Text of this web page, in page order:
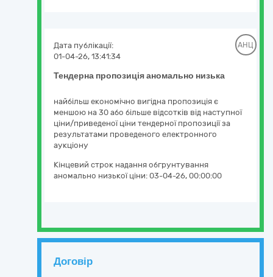
Тендерна пропозиція аномально низька
Дата публікації:
01-04-26, 13:41:34
АНЦ
найбільш економічно вигідна пропозиція є
меншою на 30 або більше відсотків від наступної
ціни/приведеної ціни тендерної пропозиції за
результатами проведеного електронного
аукціону
Кінцевий строк надання обгрунтування
аномально низької ціни: 03-04-26, 00:00:00
Договір